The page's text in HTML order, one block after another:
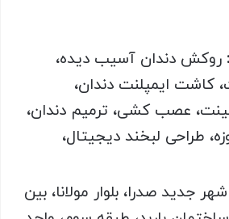
روکش دندان آسیب دیده،
کاشت ایمپلنت دندان،
عصب کشی، ترمیم دندان،
طراحی لبخند دیجیتال،
جدید صدرا، بلوار مولانا، بین